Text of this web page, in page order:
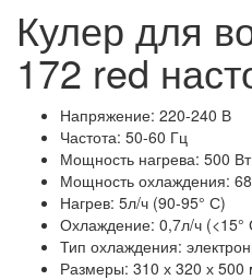
Кулер для
172 red
Напряжение: 220-240 В
Частота: 50-60 Гц
Мощность нагрева: 500 Вт
Мощность охлаждения:
Нагрев: 5л/ч (90-95° С)
Охлаждение: 0,7л/ч (<15°
Тип охлаждения:
Размеры: 310 х 320 х 500